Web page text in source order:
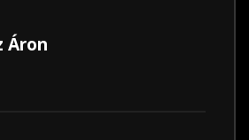
Áron